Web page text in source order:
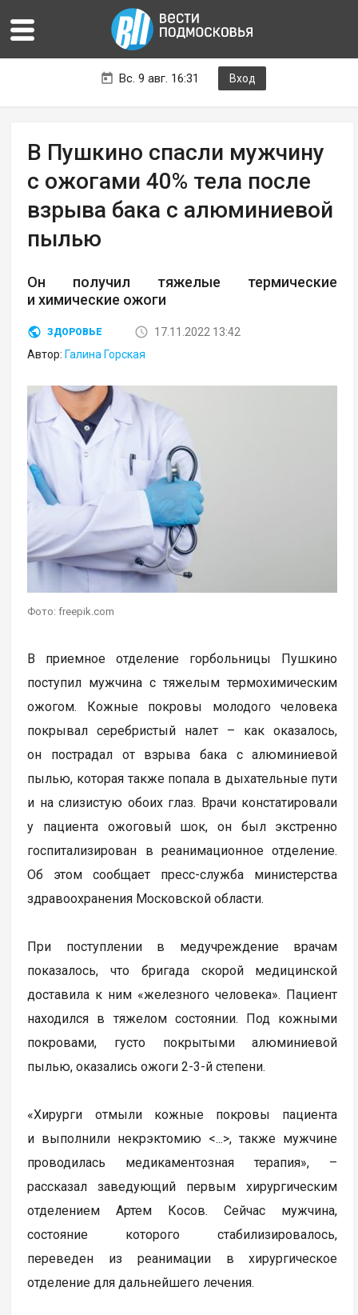
Вс. 9 авг. 16:31 Вход
В Пушкино спасли мужчину
с ожогами 40% тела после
взрыва бака с алюминиевой
пылью
Он получил тяжелые термические
и химические ожоги
ЗДОРОВЬЕ
17.11.2022 13:42
Автор: Галина Горская
Фото: freepik.com
В приемное отделение горбольницы Пушкино
поступил мужчина с тяжелым термохимическим
ожогом. Кожные покровы молодого человека
покрывал серебристый налет – как оказалось,
он пострадал от взрыва бака с алюминиевой
пылью, которая также попала в дыхательные пути
и на слизистую обоих глаз. Врачи констатировали
у пациента ожоговый шок, он был экстренно
госпитализирован в реанимационное отделение.
Об этом сообщает пресс-служба министерства
здравоохранения Московской области.
При поступлении в медучреждение врачам
показалось, что бригада скорой медицинской
доставила к ним «железного человека». Пациент
находился в тяжелом состоянии. Под кожными
покровами, густо покрытыми алюминиевой
пылью, оказались ожоги 2-3-й степени.
«Хирурги отмыли кожные покровы пациента
и выполнили некрэктомию <...>, также мужчине
проводилась медикаментозная терапия», –
рассказал заведующий первым хирургическим
отделением Артем Косов. Сейчас мужчина,
состояние которого стабилизировалось,
переведен из реанимации в хирургическое
отделение для дальнейшего лечения.